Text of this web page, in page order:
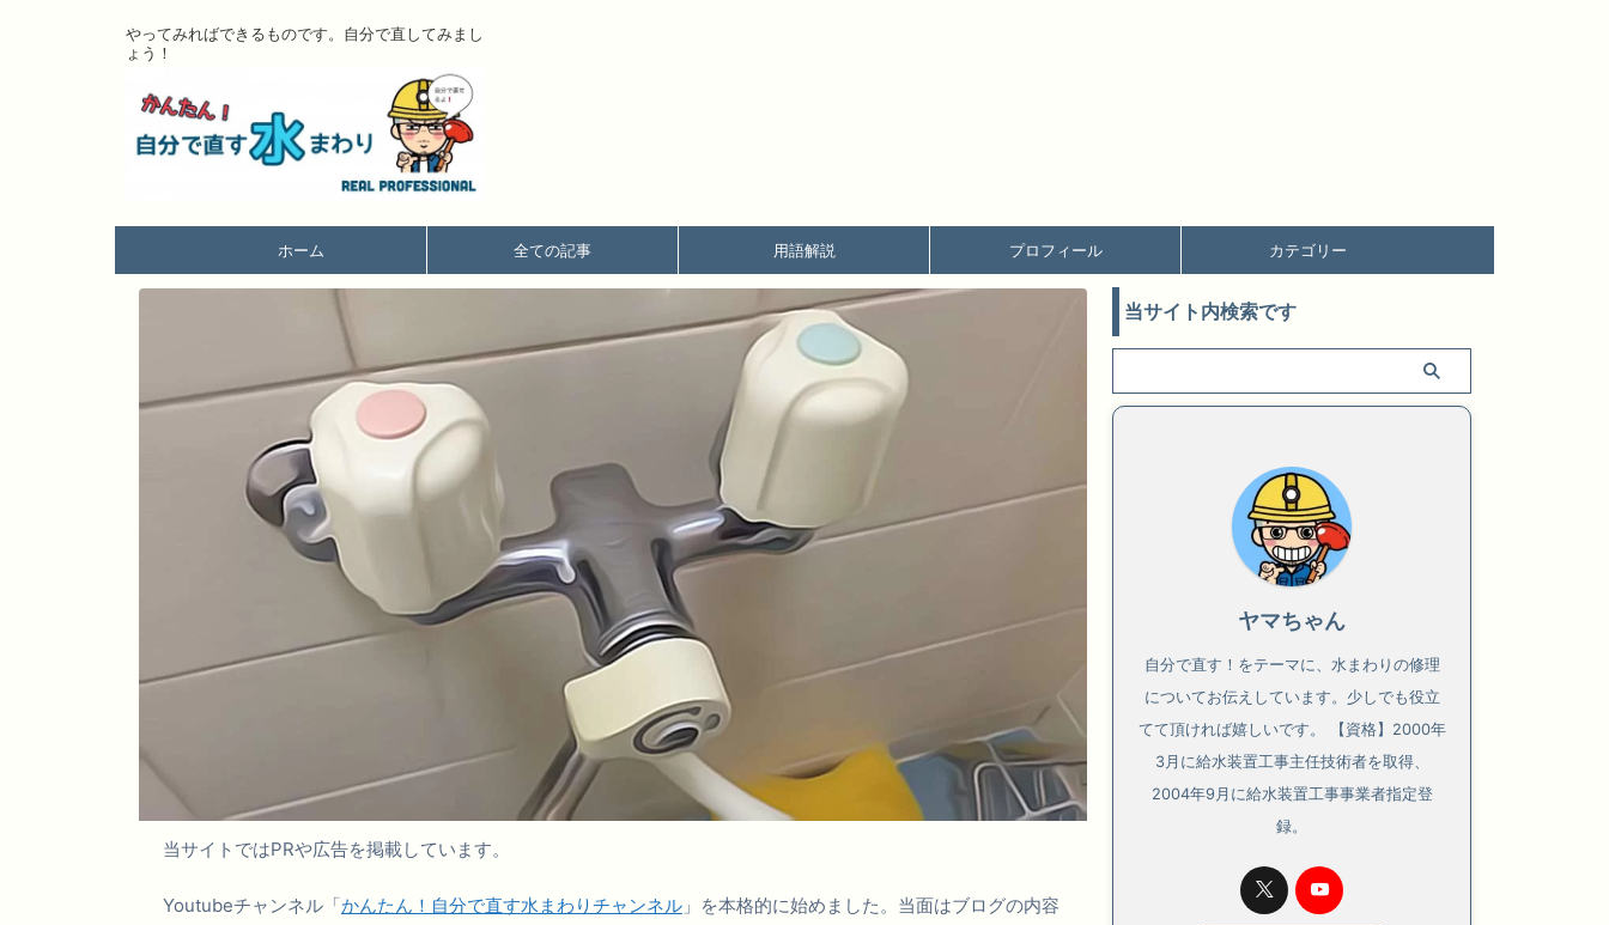
やってみればできるものです。自分で直してみまし
ょう！
ホーム 全ての記事 用語解説 プロフィール カテゴリー
当サイトではPRや広告を掲載しています。
Youtubeチャンネル「かんたん！自分で直す水まわりチャンネル 」を本格的に始めました。当面はブログの内容
当サイト内検索です
ヤマちゃん
自分で直す！をテーマに、水まわりの修理
についてお伝えしています。少しでも役立
てて頂ければ嬉しいです。 【資格】2000年
3月に給水装置工事主任技術者を取得、
2004年9月に給水装置工事事業者指定登
録。